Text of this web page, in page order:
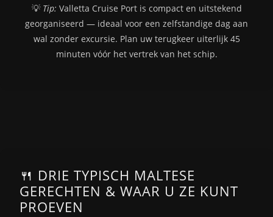
💡 Tip: Valletta Cruise Port is compact en uitstekend
georganiseerd — ideaal voor een zelfstandige dag aan
wal zonder excursie. Plan uw terugkeer uiterlijk 45
minuten vóór het vertrek van het schip.
🍴 DRIE TYPISCH MALTESE
GERECHTEN & WAAR U ZE KUNT
PROEVEN